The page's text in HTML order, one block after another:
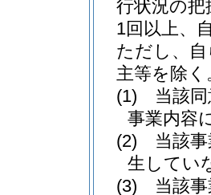
行状況の把
1回以上、
ただし、
主等を除く
(1)
当該
事業内容
(2)
当該
生してい
(3)
当該